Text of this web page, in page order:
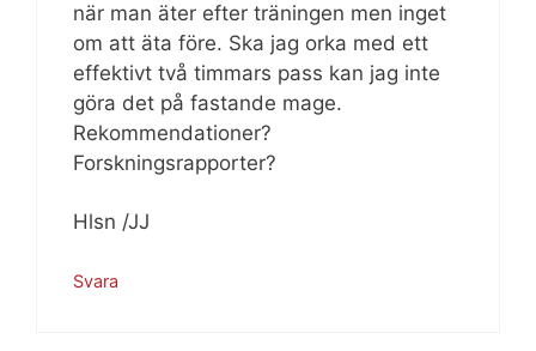
när man äter efter träningen men inget
om att äta före. Ska jag orka med ett
effektivt två timmars pass kan jag inte
göra det på fastande mage.
Rekommendationer?
Forskningsrapporter?
Hlsn /JJ
Svara